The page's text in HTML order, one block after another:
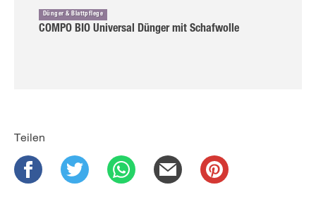
Dünger & Blattpflege
COMPO BIO Universal Dünger mit Schafwolle
Teilen